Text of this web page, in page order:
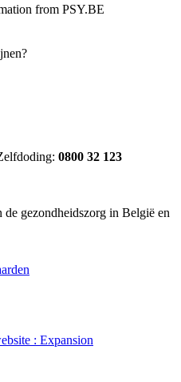
from PSY.BE
0800 32 123
de gezondheidszorg in België en
: Expansion